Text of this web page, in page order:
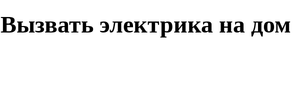
Вызвать электрика на